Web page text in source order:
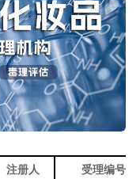
注册人 受理编号